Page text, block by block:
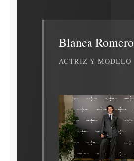
Blanca Romero
ACTRIZ Y MODELO